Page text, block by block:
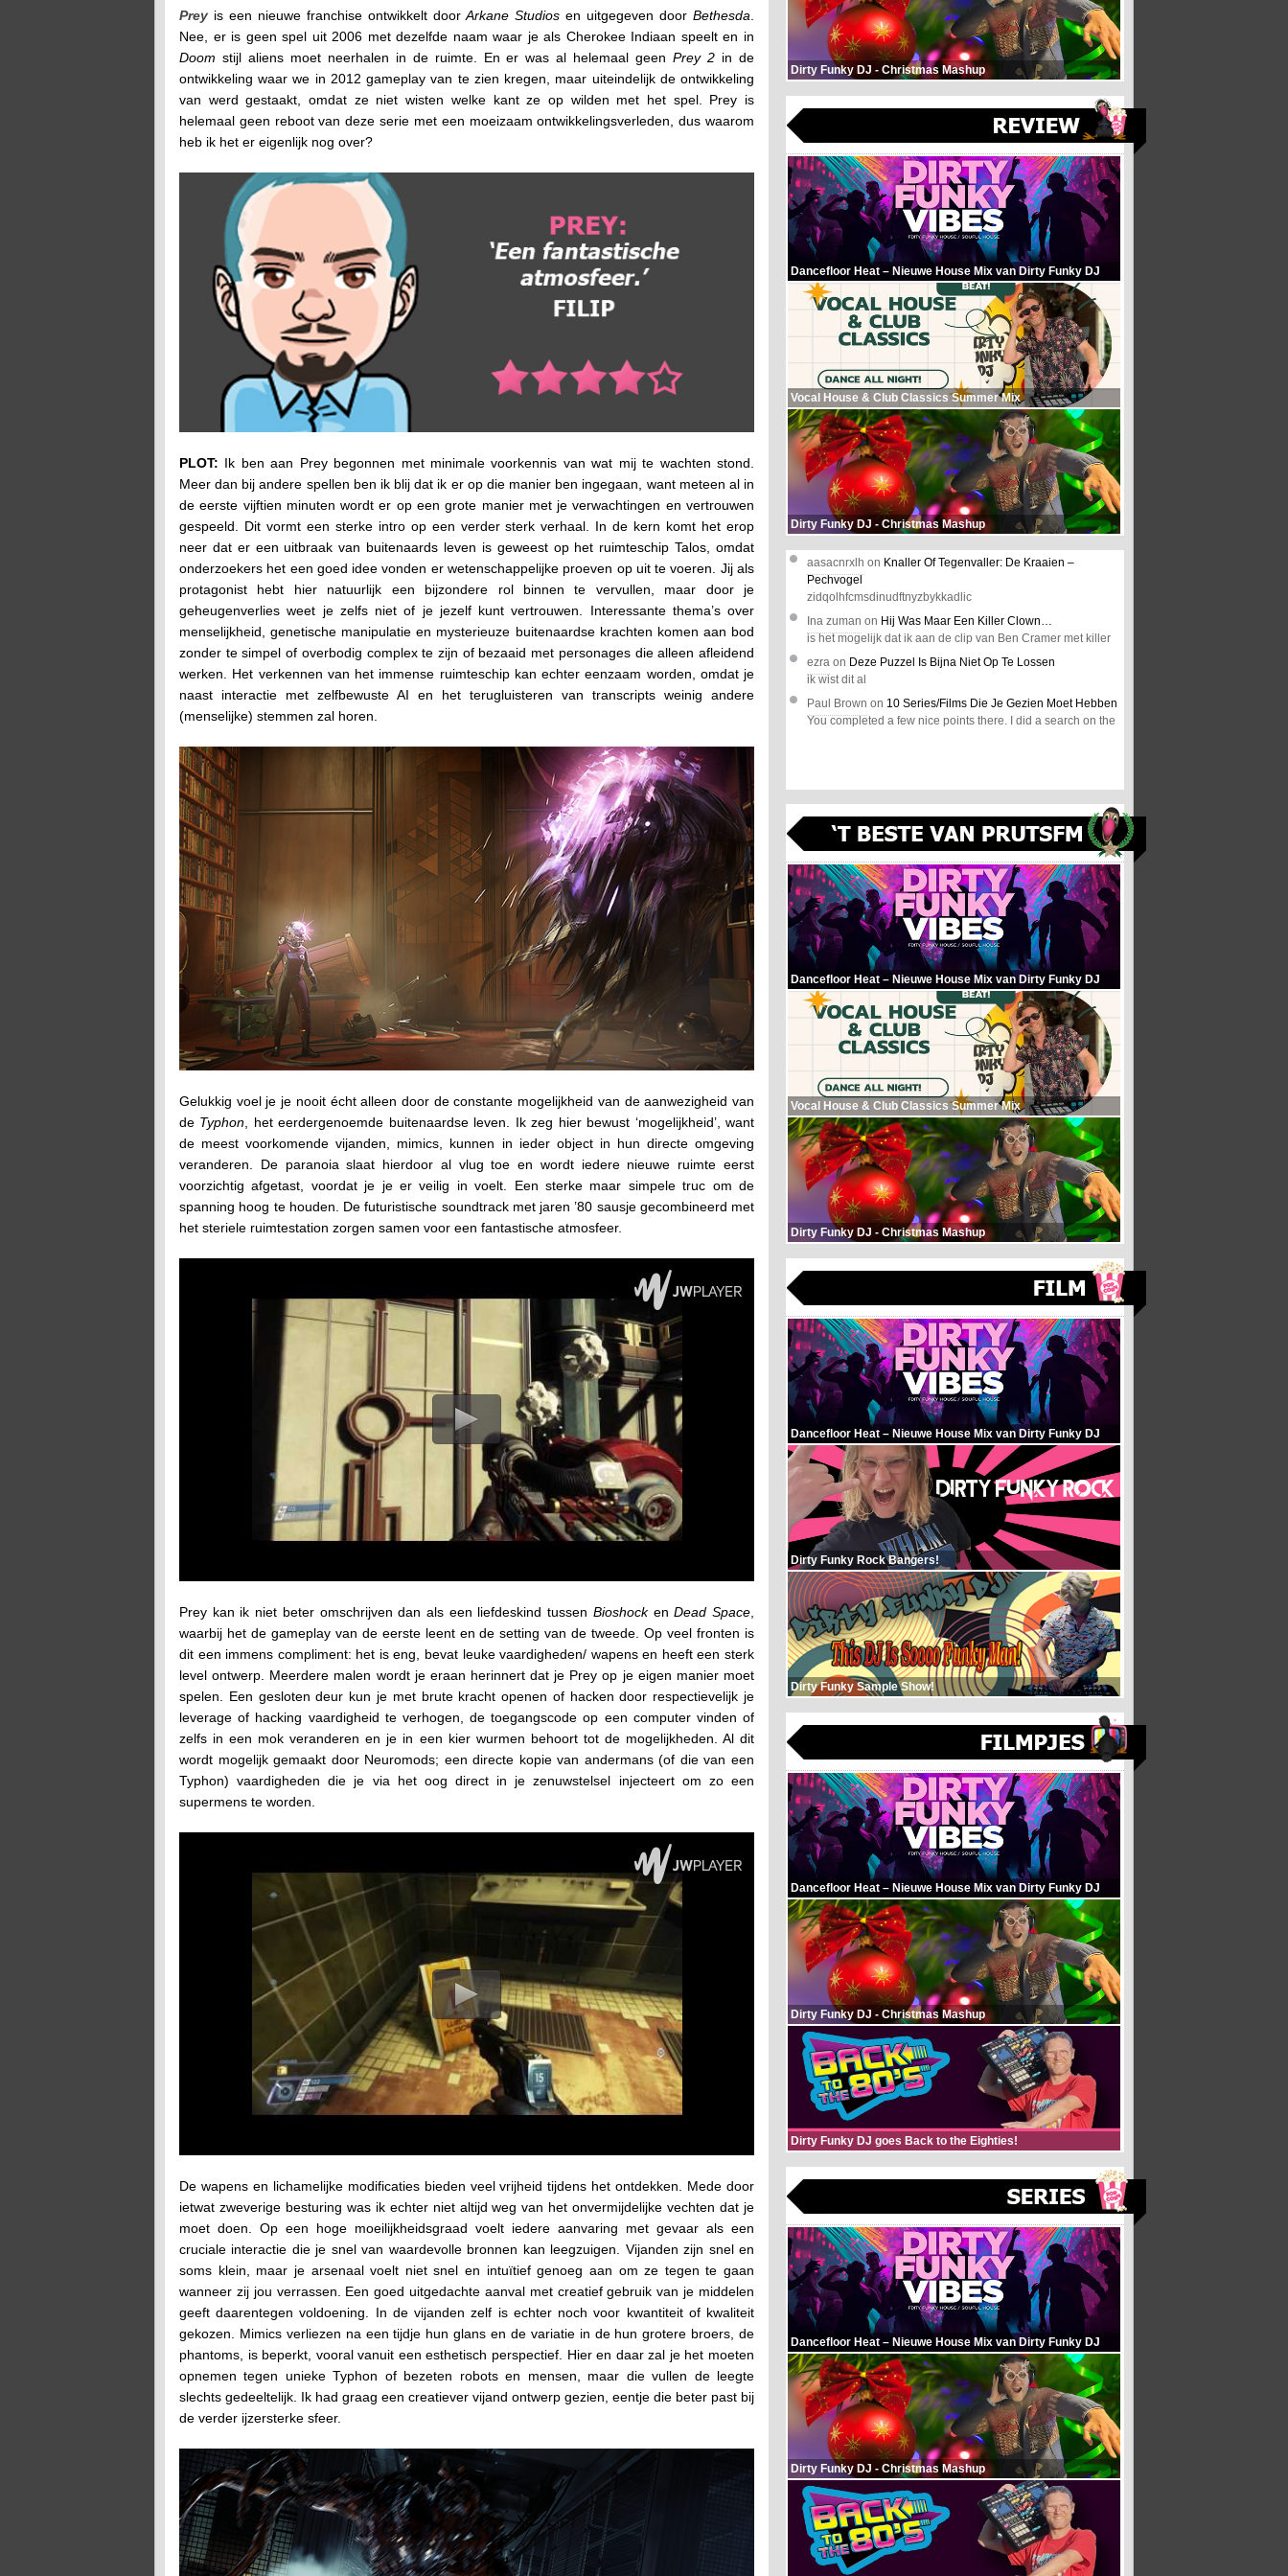
Prey is een nieuwe franchise ontwikkelt doorArkane Studios en uitgegeven doorBethesda
Nee, er is geen spel uit 2006 met dezelfde naam waar je als Cherokee Indiaan speelt en in
Doom stijl aliens moet neerhalen in de ruimte. En er was al helemaal geenPrey 2 in de
ontwikkeling waar we in 2012 gameplay van te zien kregen, maar uiteindelijk de ontwikkeling
van werd gestaakt, omdat ze niet wisten welke kant ze op wilden met het spel. Prey is
helemaal geen reboot van deze serie met een moeizaam ontwikkelingsverleden, dus waarom
heb ik het er eigenlijk nog over?
PLOT: Ik ben aan Prey begonnen met minimale voorkennis van wat mij te wachten stond.
Meer dan bij andere spellen ben ik blij dat ik er op die manier ben ingegaan, want meteen al in
de eerste vijftien minuten wordt er op een grote manier met je verwachtingen en vertrouwen
gespeeld. Dit vormt een sterke intro op een verder sterk verhaal. In de kern komt het erop
neer dat er een uitbraak van buitenaards leven is geweest op het ruimteschip Talos, omdat
onderzoekers het een goed idee vonden er wetenschappelijke proeven op uit te voeren. Jij als
protagonist hebt hier natuurlijk een bijzondere rol binnen te vervullen, maar door je
geheugenverlies weet je zelfs niet of je jezelf kunt vertrouwen. Interessante thema’s over
menselijkheid, genetische manipulatie en mysterieuze buitenaardse krachten komen aan bod
zonder te simpel of overbodig complex te zijn of bezaaid met personages die alleen afleidend
werken. Het verkennen van het immense ruimteschip kan echter eenzaam worden, omdat je
naast interactie met zelfbewuste AI en het terugluisteren van transcripts weinig andere
(menselijke) stemmen zal horen.
Gelukkig voel je je nooit écht alleen door de constante mogelijkheid van de aanwezigheid van
de Typhon , het eerdergenoemde buitenaardse leven. Ik zeg hier bewust ‘mogelijkheid’, want
de meest voorkomende vijanden, mimics, kunnen in ieder object in hun directe omgeving
veranderen. De paranoia slaat hierdoor al vlug toe en wordt iedere nieuwe ruimte eerst
voorzichtig afgetast, voordat je je er veilig in voelt. Een sterke maar simpele truc om de
spanning hoog te houden. De futuristische soundtrack met jaren ’80 sausje gecombineerd met
het steriele ruimtestation zorgen samen voor een fantastische atmosfeer.
Prey kan ik niet beter omschrijven dan als een liefdeskind tussen Bioshock enDead Space
waarbij het de gameplay van de eerste leent en de setting van de tweede. Op veel fronten is
dit een immens compliment: het is eng, bevat leuke vaardigheden/ wapens en heeft een sterk
level ontwerp. Meerdere malen wordt je eraan herinnert dat je Prey op je eigen manier moet
spelen. Een gesloten deur kun je met brute kracht openen of hacken door respectievelijk je
leverage of hacking vaardigheid te verhogen, de toegangscode op een computer vinden of
zelfs in een mok veranderen en je in een kier wurmen behoort tot de mogelijkheden. Al dit
wordt mogelijk gemaakt door Neuromods; een directe kopie van andermans (of die van een
Typhon) vaardigheden die je via het oog direct in je zenuwstelsel injecteert om zo een
supermens te worden.
De wapens en lichamelijke modificaties bieden veel vrijheid tijdens het ontdekken. Mede door
ietwat zweverige besturing was ik echter niet altijd weg van het onvermijdelijke vechten dat je
moet doen. Op een hoge moeilijkheidsgraad voelt iedere aanvaring met gevaar als een
cruciale interactie die je snel van waardevolle bronnen kan leegzuigen. Vijanden zijn snel en
soms klein, maar je arsenaal voelt niet snel en intuïtief genoeg aan om ze tegen te gaan
wanneer zij jou verrassen. Een goed uitgedachte aanval met creatief gebruik van je middelen
geeft daarentegen voldoening. In de vijanden zelf is echter noch voor kwantiteit of kwaliteit
gekozen. Mimics verliezen na een tijdje hun glans en de variatie in de hun grotere broers, de
phantoms, is beperkt, vooral vanuit een esthetisch perspectief. Hier en daar zal je het moeten
opnemen tegen unieke Typhon of bezeten robots en mensen, maar die vullen de leegte
slechts gedeeltelijk. Ik had graag een creatiever vijand ontwerp gezien, eentje die beter past bij
de verder ijzersterke sfeer.
Dirty Funky DJ - Christmas Mashup
Dancefloor Heat – Nieuwe House Mix van Dirty Funky DJ
Vocal House & Club Classics Summer Mix
Dirty Funky DJ - Christmas Mashup
aasacnrxlh on Knaller Of Tegenvaller: De Kraaien –
Pechvogel
zidqolhfcmsdinudftnyzbykkadlic
Ina zuman on Hij Was Maar Een Killer Clown…
is het mogelijk dat ik aan de clip van Ben Cramer met killer
ezra on Deze Puzzel Is Bijna Niet Op Te Lossen
ik wist dit al
Paul Brown on 10 Series/Films Die Je Gezien Moet Hebben
You completed a few nice points there. I did a search on the
Dancefloor Heat – Nieuwe House Mix van Dirty Funky DJ
Vocal House & Club Classics Summer Mix
Dirty Funky DJ - Christmas Mashup
Dancefloor Heat – Nieuwe House Mix van Dirty Funky DJ
Dirty Funky Rock Bangers!
Dirty Funky Sample Show!
Dancefloor Heat – Nieuwe House Mix van Dirty Funky DJ
Dirty Funky DJ - Christmas Mashup
Dirty Funky DJ goes Back to the Eighties!
Dancefloor Heat – Nieuwe House Mix van Dirty Funky DJ
Dirty Funky DJ - Christmas Mashup